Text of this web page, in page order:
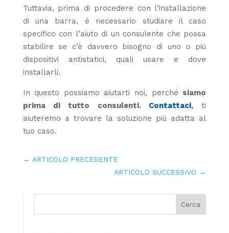
Tuttavia, prima di procedere con l’installazione
di una barra, è necessario studiare il caso
specifico con l’aiuto di un consulente che possa
stabilire se c’è davvero bisogno di uno o più
dispositivi antistatici, quali usare e dove
installarli.
In questo possiamo aiutarti noi, perché siamo
prima di tutto consulenti.Contattaci,ti
aiuteremo a trovare la soluzione più adatta al
tuo caso.
← ARTICOLO PRECEDENTE
ARTICOLO SUCCESSIVO →